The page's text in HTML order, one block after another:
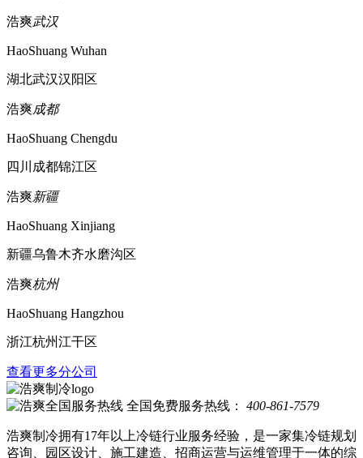
浩爽武汉
HaoShuang Wuhan
湖北武汉汉阳区
浩爽成都
HaoShuang Chengdu
四川成都锦江区
浩爽新疆
HaoShuang Xinjiang
新疆乌鲁木齐水磨沟区
浩爽杭州
HaoShuang Hangzhou
浙江杭州江干区
查看更多分公司
全国免费服务热线： 400-861-7579
浩爽制冷拥有17年以上冷链行业服务经验，是一家集冷链规划
咨询、园区设计、施工建造、招商运营与运维管理于一体的综